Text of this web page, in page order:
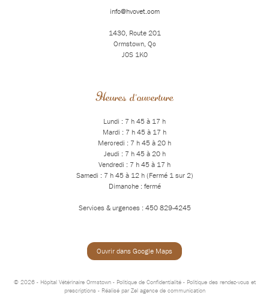
info@hvovet.com
1430, Route 201
Ormstown, Qc
J0S 1K0
Heures d'ouverture
Lundi : 7 h 45 à 17 h
Mardi : 7 h 45 à 17 h
Mercredi : 7 h 45 à 20 h
Jeudi : 7 h 45 à 20 h
Vendredi : 7 h 45 à 17 h
Samedi : 7 h 45 à 12 h (Fermé 1 sur 2)
Dimanche : fermé
Services & urgences : 450 829-4245
Ouvrir dans Google Maps
© 2026 - Hôpital Vétérinaire Ormstown - Politique de Confidentialité- Politique des rendez-vous et
prescriptions- Réalisé par Zel agence de communication